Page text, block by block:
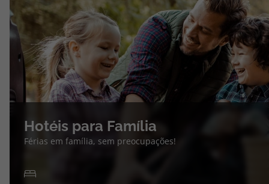
Hotéis para Família
Férias em família, sem preocupações!